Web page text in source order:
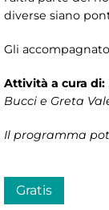
diverse siano
Gli
Attività a cura di:
Bucci e Greta
Il programma
Gratis